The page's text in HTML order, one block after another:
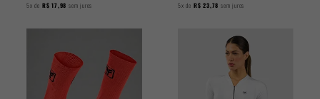
5x de R$ 17,98 sem juros 5x de R$ 23,78 sem juros